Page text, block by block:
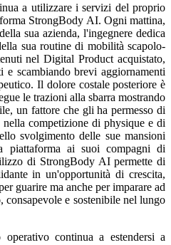
a utilizzare i servizi del proprio
StrongBody AI. Ogni mattina,
sua azienda, l'ingegnere dedica
sua routine di mobilità scapolo-
nel Digital Product acquistato,
e scambiando brevi aggiornamenti
Il dolore costale posteriore è
le trazioni alla sbarra mostrando
un fattore che gli ha permesso di
competizione di physique e di
svolgimento delle sue mansioni
piattaforma ai suoi compagni di
di StrongBody AI permette di
in un'opportunità di crescita,
guarire ma anche per imparare ad
e sostenibile nel lungo
continua a estendersi a